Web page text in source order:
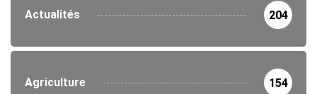
Actualités 204
Agriculture 154